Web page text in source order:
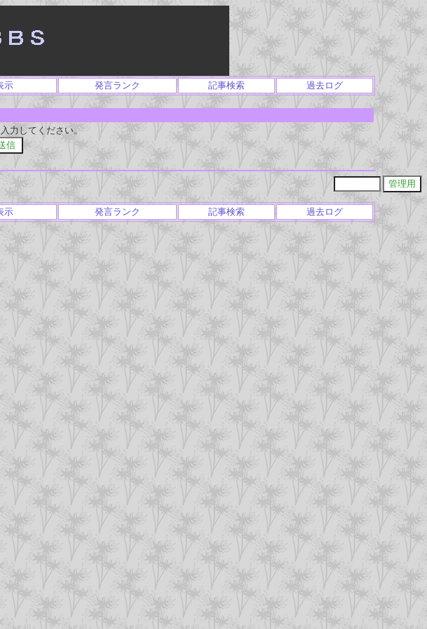
示 発言ランク 記事検索 過去ログ
力してください。
示 発言ランク 記事検索 過去ログ